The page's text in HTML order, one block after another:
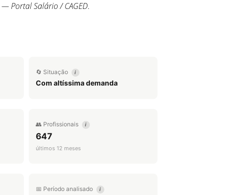
— Portal Salário / CAGED.
🔄 Situação i
Com altíssima demanda
👥 Profissionais i
647
últimos 12 meses
📅 Período analisado i